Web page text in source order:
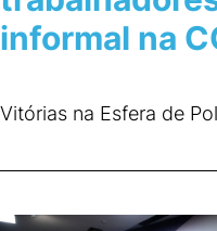
informal na
Vitórias na Esfera de